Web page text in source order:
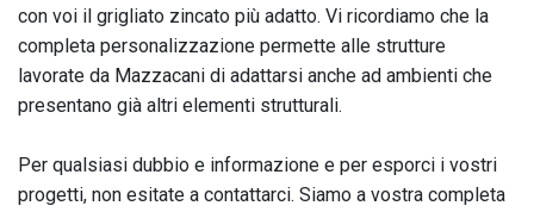
con voi il grigliato zincato più adatto. Vi ricordiamo che la
completa personalizzazione permette alle strutture
lavorate da Mazzacani di adattarsi anche ad ambienti che
presentano già altri elementi strutturali.
Per qualsiasi dubbio e informazione e per esporci i vostri
progetti, non esitate a contattarci. Siamo a vostra completa